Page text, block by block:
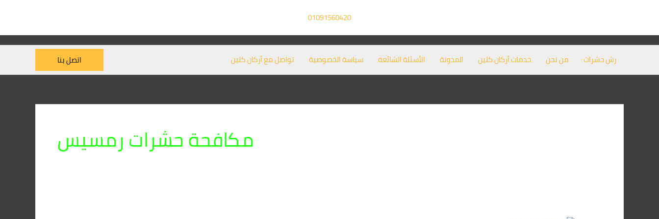
01091560420
رش حشرات من نحن خدمات أركان كلين المدونة الأسئلة الشائعة سياسة الخصوصية تواصل مع أركان كلين اتصل بنا
مكافحة حشرات رمسيس